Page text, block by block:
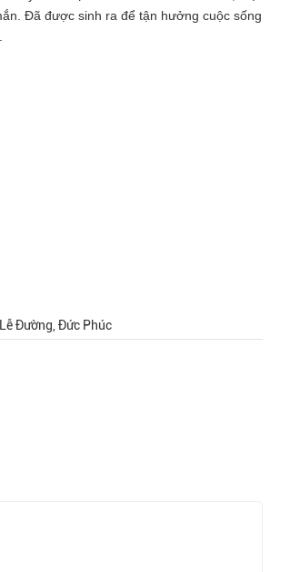
Đã được sinh ra để tận hưởng cuộc sống
Đường, Đức Phúc